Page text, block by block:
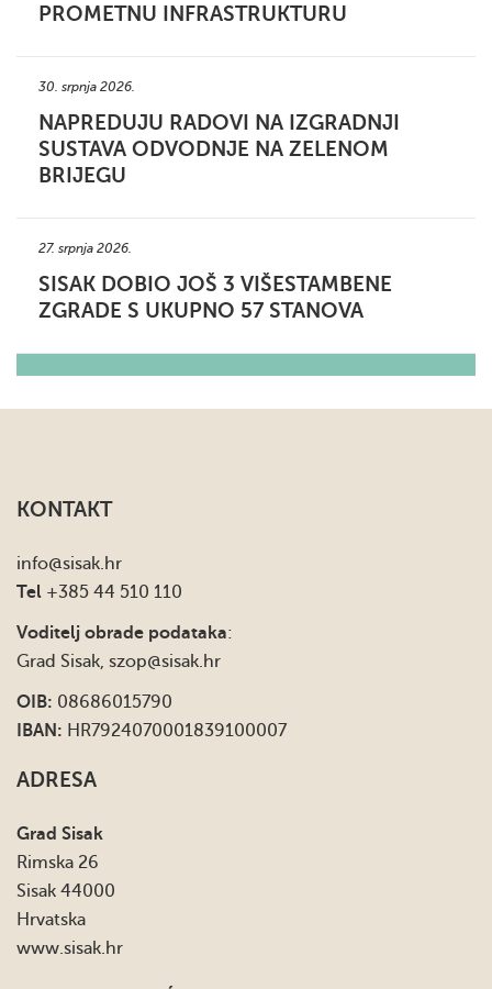
PROMETNU INFRASTRUKTURU
30. srpnja 2026.
NAPREDUJU RADOVI NA IZGRADNJI
SUSTAVA ODVODNJE NA ZELENOM
BRIJEGU
27. srpnja 2026.
SISAK DOBIO JOŠ 3 VIŠESTAMBENE
ZGRADE S UKUPNO 57 STANOVA
KONTAKT
info@sisak.hr
Tel +385 44 510 110
Voditelj obrade podataka:
Grad Sisak, szop@sisak.hr
OIB: 08686015790
IBAN: HR7924070001839100007
ADRESA
Grad Sisak
Rimska 26
Sisak 44000
Hrvatska
www.sisak.hr